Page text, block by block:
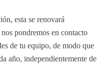
esta se renovará
pondremos en contacto
de tu equipo, de modo que
año, independientemente de